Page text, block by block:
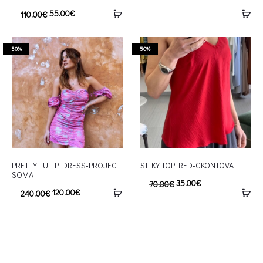
110.00€55.00€
50%
PRETTY TULIP DRESS-PROJECT
SOMA
240.00€120.00€
50%
SILKY TOP RED-CKONTOVA
70.00€35.00€